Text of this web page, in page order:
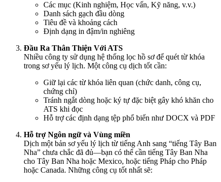
Các mục (Kinh nghiệm, Học vấn, Kỹ năng, v.v.)
Danh sách gạch đầu dòng
Tiêu đề và khoảng cách
Định dạng in đậm/in nghiêng
Đầu Ra Thân Thiện Với ATS
Nhiều công ty sử dụng hệ thống lọc hồ sơ để quét từ khóa
trong sơ yếu lý lịch. Một công cụ dịch tốt cần:
Giữ lại các từ khóa liên quan (chức danh, công cụ,
chứng chỉ)
Tránh ngắt dòng hoặc ký tự đặc biệt gây khó khăn cho
ATS khi đọc
Hỗ trợ các định dạng tệp phổ biến như DOCX và PDF
Hỗ trợ Ngôn ngữ và Vùng miền
Dịch một bản sơ yếu lý lịch từ tiếng Anh sang “tiếng Tây Ban
Nha” chưa chắc đã đủ—bạn có thể cần tiếng Tây Ban Nha
cho Tây Ban Nha hoặc Mexico, hoặc tiếng Pháp cho Pháp
hoặc Canada. Những công cụ tốt nhất sẽ: